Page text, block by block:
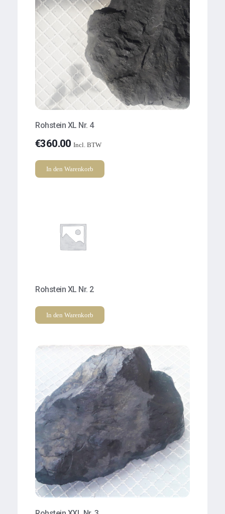
Rohstein XL Nr. 4
€360.00 Incl. BTW
In den Warenkorb
Rohstein XL Nr. 2
In den Warenkorb